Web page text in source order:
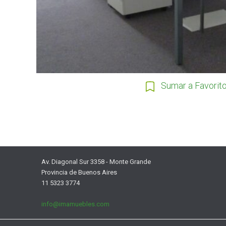
Sumar a
Av. Diagonal Sur 3358 - Monte Grande
Provincia de Buenos Aires
11 5323 3774
info@imamuebles.com